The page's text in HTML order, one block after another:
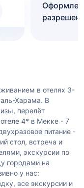
в отелях 3-
Харама. В
перелёт
4* в Мекке - 7
питание -
стол, встреча и
экскурсии по
городами на
у нас:
все экскурсии и